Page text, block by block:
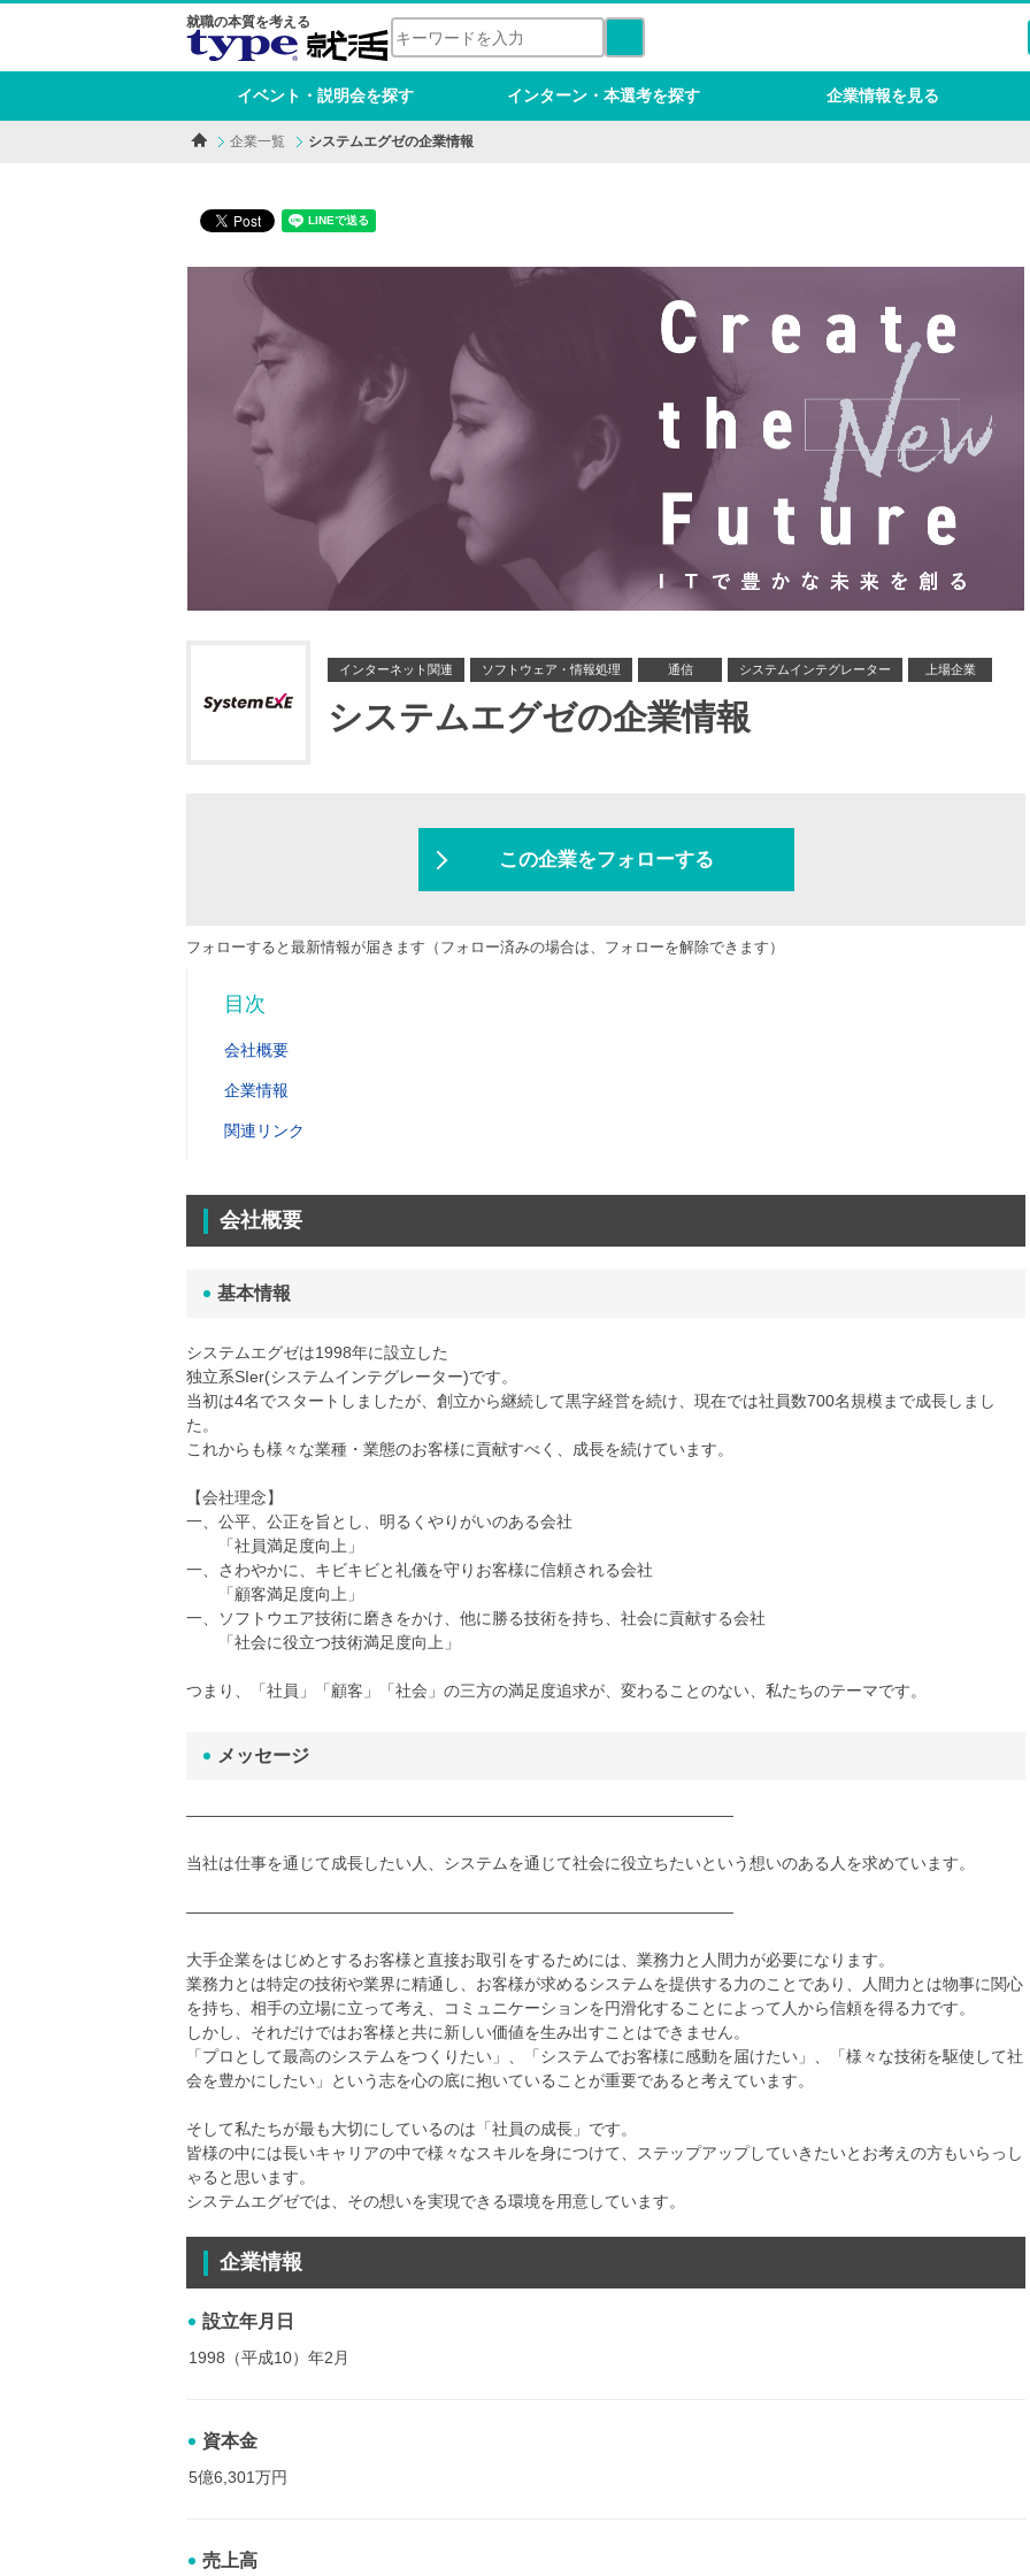
就職の本質を考える
イベント・説明会を探す インターン・本選考を探す 企業情報を見る
企業一覧 システムエグゼの企業情報
インターネット関連 ソフトウェア・情報処理 通信 システムインテグレーター 上場企業
システムエグゼの企業情報
この企業をフォローする
フォローすると最新情報が届きます（フォロー済みの場合は、フォローを解除できます）
目次
会社概要
企業情報
関連リンク
会社概要
基本情報
システムエグゼは1998年に設立した
独立系SIer(システムインテグレーター)です。
当初は4名でスタートしましたが、創立から継続して黒字経営を続け、現在では社員数700名規模まで成長しまし
た。
これからも様々な業種・業態のお客様に貢献すべく、成長を続けています。
【会社理念】
一、公平、公正を旨とし、明るくやりがいのある会社
「社員満足度向上」
一、さわやかに、キビキビと礼儀を守りお客様に信頼される会社
「顧客満足度向上」
一、ソフトウエア技術に磨きをかけ、他に勝る技術を持ち、社会に貢献する会社
「社会に役立つ技術満足度向上」
つまり、「社員」「顧客」「社会」の三方の満足度追求が、変わることのない、私たちのテーマです。
メッセージ
――――――――――――――――――――――――――――――――――
当社は仕事を通じて成長したい人、システムを通じて社会に役立ちたいという想いのある人を求めています。
――――――――――――――――――――――――――――――――――
大手企業をはじめとするお客様と直接お取引をするためには、業務力と人間力が必要になります。
業務力とは特定の技術や業界に精通し、お客様が求めるシステムを提供する力のことであり、人間力とは物事に関心
を持ち、相手の立場に立って考え、コミュニケーションを円滑化することによって人から信頼を得る力です。
しかし、それだけではお客様と共に新しい価値を生み出すことはできません。
「プロとして最高のシステムをつくりたい」、「システムでお客様に感動を届けたい」、「様々な技術を駆使して社
会を豊かにしたい」という志を心の底に抱いていることが重要であると考えています。
そして私たちが最も大切にしているのは「社員の成長」です。
皆様の中には長いキャリアの中で様々なスキルを身につけて、ステップアップしていきたいとお考えの方もいらっし
ゃると思います。
システムエグゼでは、その想いを実現できる環境を用意しています。
企業情報
設立年月日
1998（平成10）年2月
資本金
5億6,301万円
売上高